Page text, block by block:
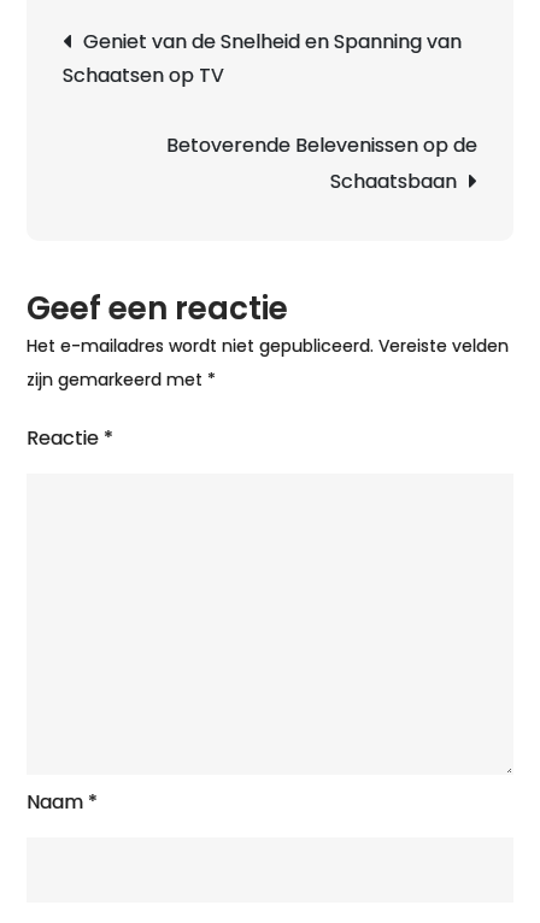
IJs
Geniet van de Snelheid en Spanning van
Schaatsen op TV
Betoverende Belevenissen op de
Schaatsbaan
Geef een reactie
Het e-mailadres wordt niet gepubliceerd. Vereiste velden
zijn gemarkeerd met *
Reactie *
Naam *